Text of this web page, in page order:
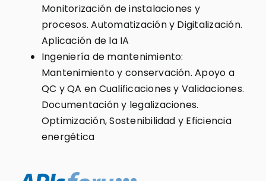
Monitorización de instalaciones y
procesos. Automatización y Digitalización.
Aplicación de la IA
Ingeniería de mantenimiento:
Mantenimiento y conservación. Apoyo a
QC y QA en Cualificaciones y Validaciones.
Documentación y legalizaciones.
Optimización, Sostenibilidad y Eficiencia
energética